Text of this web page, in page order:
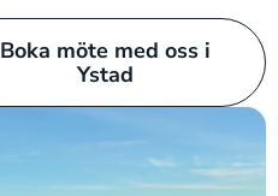
Boka möte med oss i
Ystad